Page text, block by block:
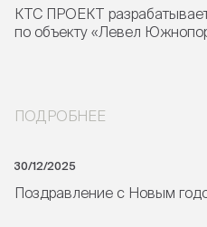
КТС ПРОЕКТ
по объекту «Левел
ПОДРОБНЕЕ
30/12/2025
Поздравление с Новым